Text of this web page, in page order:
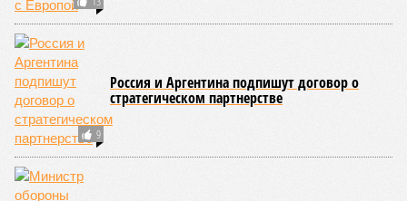
километров (а это больше территорий Оренбургской или
Кировской областей), 2 млн человек остались без крова,
ещё столько же погибли в результате спровоцированной
катастрофой пандемии.
Третье место по кровожадности в рейтинге стихийных
бедствий занимает смертоносный циклон Бхола 1970 года,
ставший самым мощным среди себе подобных за всю
историю наблюдений. Он поразил территории современной
Бангладеш, тогда называвшейся Восточным Пакистаном, и
индийского штата Западная Бенгалия. Шторма унесли